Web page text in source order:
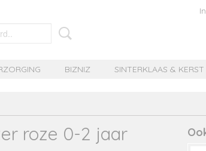
BIZNIZ SINTERKLAAS & KERST
roze 0-2 jaar